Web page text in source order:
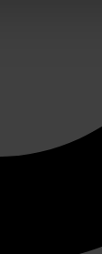
gebruik van
hun